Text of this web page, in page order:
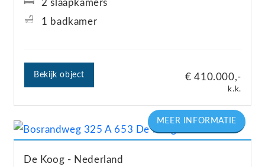
€ 410.000,-
k.k.
2 slaapkamers
1 badkamer
Bekijk object
De Koog Nederland